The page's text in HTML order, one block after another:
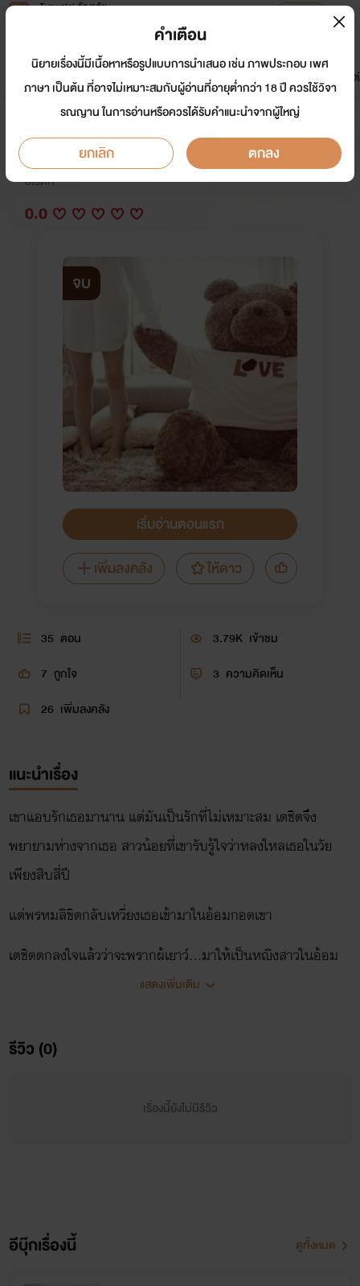
Tunwalai ธัญวลัย
หน้าแรก นิยาย อีบุ๊ก การ์ตูน
มาใหม่
ดรีมแชท ธัญลิสต์
ืคืนสวาท
นักเขียน: เย้ายวนรัก@2465
อีโรติก
0.0
จบ
เริ่มอ่านตอนแรก
เพิ่มลงคลัง
ให้ดาว
35 ตอน 3.79K เข้าชม
7 ถูกใจ 3 ความคิดเห็น
26 เพิ่มลงคลัง
แนะนำเรื่อง
เขาแอบรักเธอมานาน แต่มันเป็นรักที่ไม่เหมาะสม เตชิตจึง
พยายามห่างจากเธอ สาวน้อยที่เขารับรู้ใจว่าหลงใหลเธอในวัย
เพียงสิบสี่ปี
แต่พรหมลิขิตกลับเหวี่ยงเธอเข้ามาในอ้อมกอดเขา
เตชิตตกลงใจแล้วว่าจะพรากผู้เยาว์...มาให้เป็นหญิงสาวในอ้อม
สาวน้อยขยับตัวจากท่าที่นอนนิ่งมาเกือบตลอดคืน ไม่ใช่สิ เธอได้
ลุงเต้!
แสดงเพิ่มเติม
รีวิว (0)
เรื่องนี้ยังไม่มีรีวิว
อีบุ๊กเรื่องนี้ ดูทั้งหมด
คำเตือน
นิยายเรื่องนี้มีเนื้อหาหรือรูปแบบการนำเสนอ เช่น ภาพประกอบ เพศ
ภาษา เป็นต้น ที่อาจไม่เหมาะสมกับผู้อ่านที่อายุต่ำกว่า 18 ปี ควรใช้วิจา
รณญาน ในการอ่านหรือควรได้รับคำแนะนำจากผู้ใหญ่
ยกเลิก ตกลง